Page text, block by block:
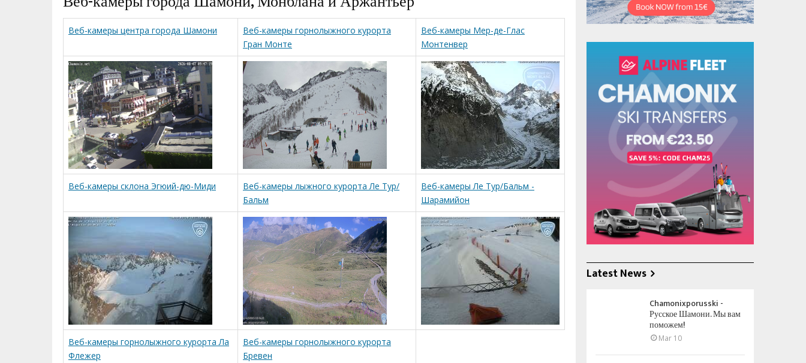
Веб-камеры центра города Шамони
Веб-камеры горнолыжного курорта
Гран Монте
Веб-камеры Мер-де-Глас
Монтенвер
Веб-камеры склона Эгюий-дю-Миди
Веб-камеры лыжного курорта Ле Тур/
Бальм
Веб-камеры Ле Тур/Бальм -
Шарамийон
Веб-камеры горнолыжного курорта Ла
Флежер
Веб-камеры горнолыжного курорта
Бревен
Latest News
Chamonixporusski -
Русское Шамони. Мы вам
поможем!
Mar 10